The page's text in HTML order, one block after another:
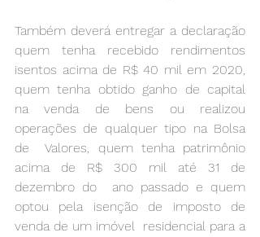
Também deverá entregar a declaração
quem tenha recebido rendimentos
isentos acima de R$ 40 mil em 2020,
quem tenha obtido ganho de capital
na venda de bens ou realizou
operações de qualquer tipo na Bolsa
de  Valores, quem tenha patrimônio
acima de R$ 300 mil até 31 de
dezembro do  ano passado e quem
optou pela isenção de imposto de
venda de um imóvel  residencial para a